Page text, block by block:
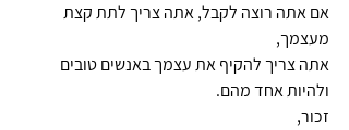
אם אתה רוצה לקבל, אתה צריך לתת קצת
מעצמך,
אתה צריך להקיף את עצמך באנשים טובים
ולהיות אחד מהם.
זכור,